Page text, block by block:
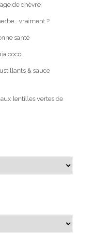
de chèvre
vraiment ?
santé
coco
& sauce
lentilles vertes de